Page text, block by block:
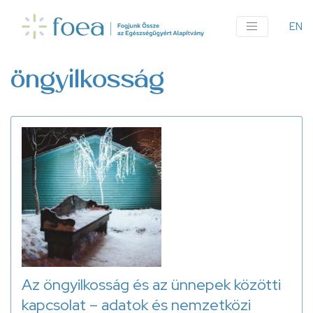
tartalomra
EN
öngyilkosság
Az öngyilkosság és az ünnepek közötti
kapcsolat – adatok és nemzetközi